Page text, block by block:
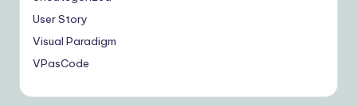
User Story
Visual Paradigm
VPasCode